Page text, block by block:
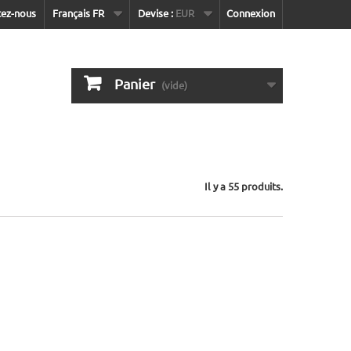
Connexion
Devise : EUR
Français FR
nous
Panier (vide)
Il y a 55 produits.